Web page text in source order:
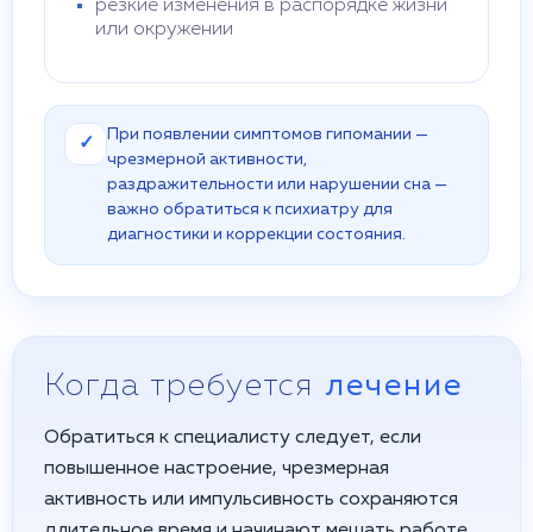
резкие изменения в распорядке жизни
или окружении
✓
При появлении симптомов гипомании —
чрезмерной активности,
раздражительности или нарушении сна —
важно обратиться к психиатру для
диагностики и коррекции состояния.
Когда требуется лечение
Обратиться к специалисту следует, если
повышенное настроение, чрезмерная
активность или импульсивность сохраняются